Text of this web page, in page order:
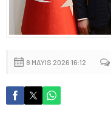
8 MAYIS 2026 16:12